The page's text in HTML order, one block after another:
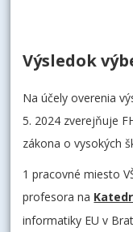
Výsledok
Na účely overenia
5. 2024 zverejňuje
zákona o vysokých
1 pracovné miesto
profesora na
informatiky EU v